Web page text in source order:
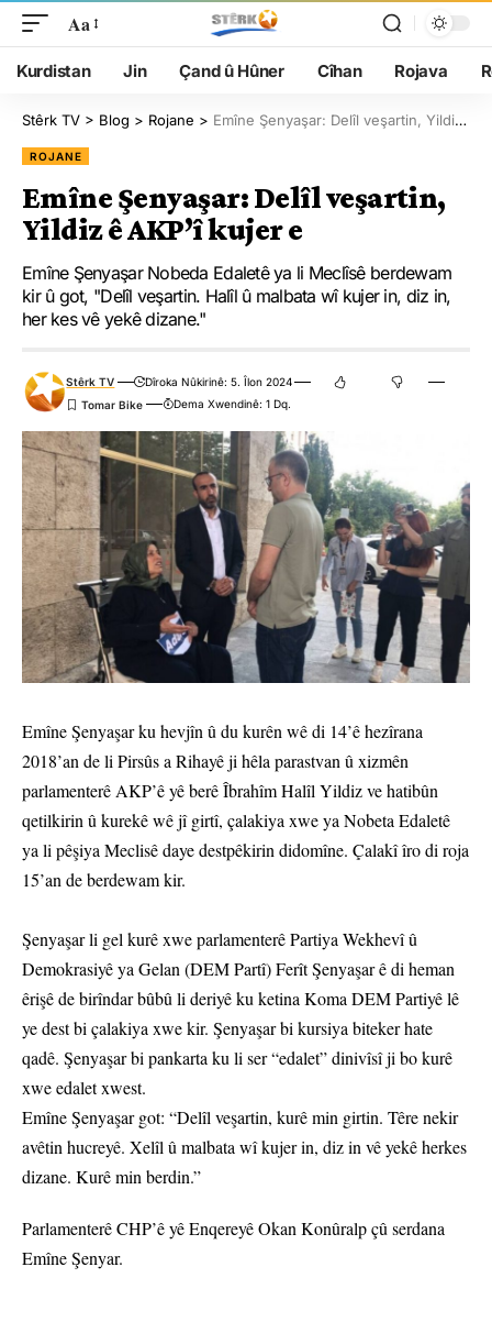
Aa
Kurdistan Jin Çand û Hûner Cîhan Rojava
Stêrk TV > Blog > Rojane > Emîne Şenyaşar: Delîl veşartin, Yildiz ê AKP’î kujer e
ROJANE
Emîne Şenyaşar: Delîl veşartin,
Yildiz ê AKP’î kujer e
Emîne Şenyaşar Nobeda Edaletê ya li Meclîsê berdewam
kir û got, "Delîl veşartin. Halîl û malbata wî kujer in, diz in,
her kes vê yekê dizane."
Stêrk TV
Dîroka Nûkirinê: 5. Îlon 2024
Dema Xwendinê: 1 Dq.
Emîne Şenyaşar ku hevjîn û du kurên wê di 14’ê hezîrana
2018’an de li Pirsûs a Rihayê ji hêla parastvan û xizmên
parlamenterê AKP’ê yê berê Îbrahîm Halîl Yildiz ve hatibûn
qetilkirin û kurekê wê jî girtî, çalakiya xwe ya Nobeta Edaletê
ya li pêşiya Meclisê daye destpêkirin didomîne. Çalakî îro di roja
15’an de berdewam kir.
Şenyaşar li gel kurê xwe parlamenterê Partiya Wekhevî û
Demokrasiyê ya Gelan (DEM Partî) Ferît Şenyaşar ê di heman
êrişê de birîndar bûbû li deriyê ku ketina Koma DEM Partiyê lê
ye dest bi çalakiya xwe kir. Şenyaşar bi kursiya biteker hate
qadê. Şenyaşar bi pankarta ku li ser “edalet” dinivîsî ji bo kurê
xwe edalet xwest.
Emîne Şenyaşar got: “Delîl veşartin, kurê min girtin. Têre nekir
avêtin hucreyê. Xelîl û malbata wî kujer in, diz in vê yekê herkes
dizane. Kurê min berdin.”
Parlamenterê CHP’ê yê Enqereyê Okan Konûralp çû serdana
Emîne Şenyar.